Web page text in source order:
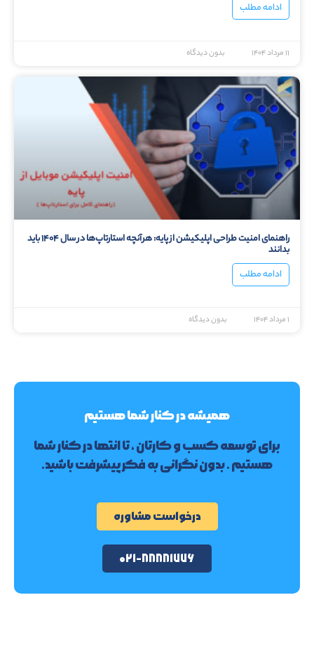
ادامه مطلب
۱۱ مرداد ۱۴۰۴ بدون دیدگاه
راهنمای امنیت طراحی اپلیکیشن از پایه: هرآنچه استارتاپ‌ها در سال ۱۴۰۴ باید
بدانند
ادامه مطلب
۱ مرداد ۱۴۰۴ بدون دیدگاه
همیشه در کنار شما هستیم
برای توسعه کسب و کارتان ، تا انتها در کنار شما
هستیم . بدون نگرانی به فکر پیشرفت باشید.
درخواست مشاوره
۰۲۱-۸۸۸۸۱۷۷۶